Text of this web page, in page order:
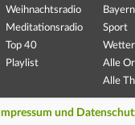
Weihnachtsradio
Meditationsradio
Top 40
Playlist
Sport
Wetter
Alle
Alle
Impressum und